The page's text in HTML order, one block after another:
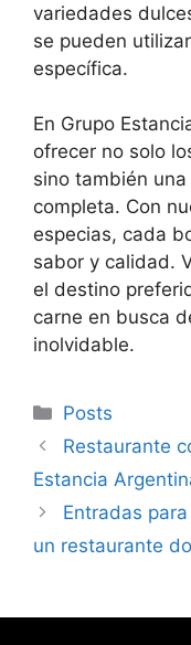
variedades
se pueden
específica.
En Grupo
ofrecer no solo
sino también
completa. Con
especias, cada
sabor y calidad.
el destino
carne en busca
inolvidable.
Categorías
Posts
Restaurante
Estancia
Entradas
un restaurante